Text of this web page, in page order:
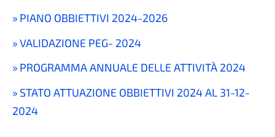
PIANO OBBIETTIVI 2024-2026
VALIDAZIONE PEG- 2024
PROGRAMMA ANNUALE DELLE ATTIVITÀ 2024
STATO ATTUAZIONE OBBIETTIVI 2024 AL 31-12-
2024